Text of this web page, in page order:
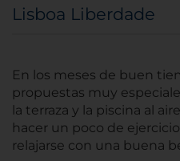
Lisboa Liberdade
En los meses de buen
propuestas muy
la terraza y la piscina al
hacer un poco de
relajarse con una buena